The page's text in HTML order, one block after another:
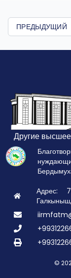
ПРЕДЫДУЩИЙ
Другие
Адрес:
©